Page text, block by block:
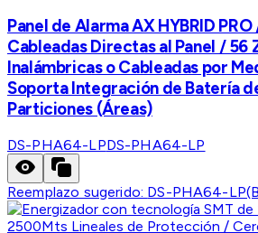
Panel de Alarma AX HYBRID
Cableadas Directas al Panel / 56
Inalámbricas o Cableadas por
Soporta Integración de Batería
Particiones (Áreas)
DS-PHA64-LPDS-PHA64-LP
Reemplazo sugerido: DS-PHA64-